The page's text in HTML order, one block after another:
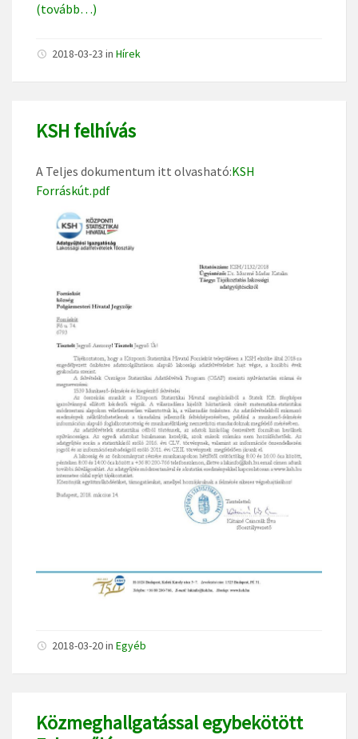
(tovább…)
2018-03-23 in Hírek
KSH felhívás
A Teljes dokumentum itt olvasható:KSH
Forráskút.pdf
2018-03-20in Egyéb
Közmeghallgatással egybekötött